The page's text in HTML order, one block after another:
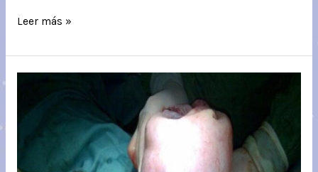
ENCÍAS
Leer más »